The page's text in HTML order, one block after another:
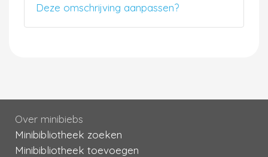
Deze omschrijving aanpassen?
Over minibiebs
Minibibliotheek zoeken
Minibibliotheek toevoegen